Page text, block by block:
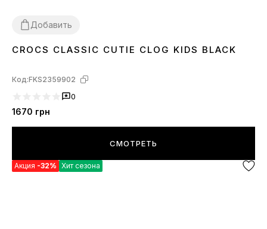
Добавить
293031 32333435
CROCS CLASSIC CUTIE CLOG KIDS BLACK
Код:FKS2359902
0
1670 грн
СМОТРЕТЬ
Акция -32% Хит сезона